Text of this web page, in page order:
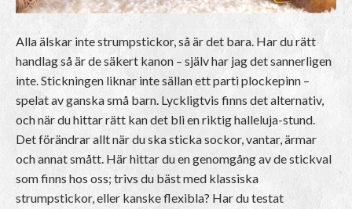
Alla älskar inte strumpstickor, så är det bara. Har du rätt
handlag så är de säkert kanon – själv har jag det sannerligen
inte. Stickningen liknar inte sällan ett parti plockepinn –
spelat av ganska små barn. Lyckligtvis finns det alternativ,
och när du hittar rätt kan det bli en riktig halleluja-stund.
Det förändrar allt när du ska sticka sockor, vantar, ärmar
och annat smått. Här hittar du en genomgång av de stickval
som finns hos oss; trivs du bäst med klassiska
strumpstickor, eller kanske flexibla? Har du testat